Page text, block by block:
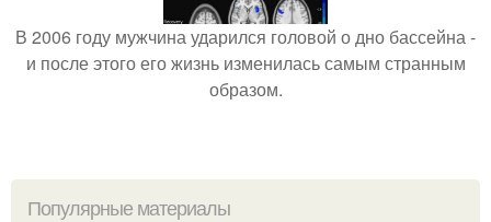
В 2006 году мужчина ударился головой о дно бассейна -
и после этого его жизнь изменилась самым странным
образом.
Популярные материалы